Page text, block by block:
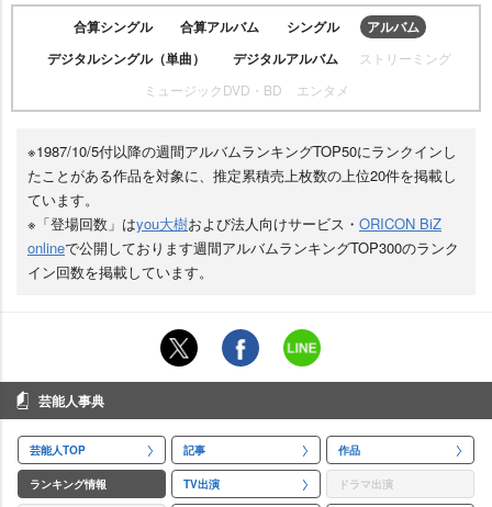
合算シングル 合算アルバム シングル
アルバム
デジタルシングル（単曲）
デジタルアルバム
ストリーミング
ミュージックDVD・BD
エンタメ
※1987/10/5付以降の週間アルバムランキングTOP50にランクインし
たことがある作品を対象に、推定累積売上枚数の上位20件を掲載し
ています。
※「登場回数」はyou大樹および法人向けサービス・ ORICON BiZ
onlineで公開しております週間アルバムランキングTOP300のランク
イン回数を掲載しています。
芸能人事典
芸能人TOP 記事 作品
ランキング情報 TV出演 ドラマ出演